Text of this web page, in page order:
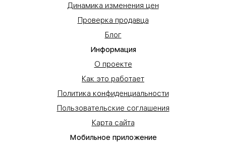
Динамика изменения цен
Проверка продавца
Блог
Информация
О проекте
Как это работает
Политика конфиденциальности
Пользовательские соглашения
Карта сайта
Мобильное приложение